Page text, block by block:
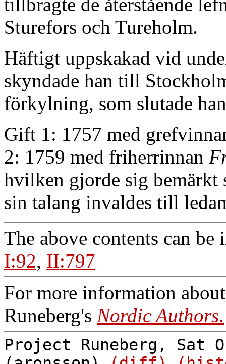
Sturefors och Tureholm.
Häftigt uppskakad vid
skyndade han till
förkylning, som slutade
Gift 1: 1757 med
2: 1759 med friherrinnan
hvilken gjorde sig
sin talang invaldes till
The above contents can be
I:92, II:797
For more information
Runeberg's Nordic Authors.
Project Runeberg, Sat